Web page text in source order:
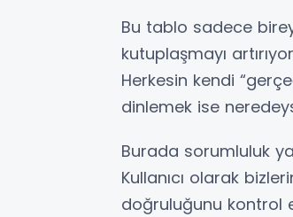
Bu tablo sadece
kutuplaşmayı
Herkesin kendi
dinlemek ise
Burada sorumluluk
Kullanıcı olarak
doğruluğunu kontrol